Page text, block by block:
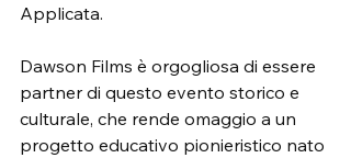
Applicata.
Dawson Films è orgogliosa di essere
partner di questo evento storico e
culturale, che rende omaggio a un
progetto educativo pionieristico nato